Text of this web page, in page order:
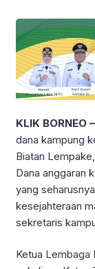
KLIK BORNEO
dana kampung
Biatan
Dana anggaran
yang
kesejahteraan
sekretaris
Ketua Lembaga